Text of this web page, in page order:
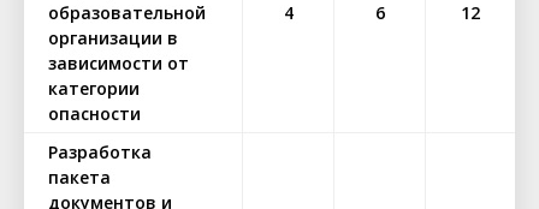
образовательной
организации в
зависимости от
категории
опасности
4 6 12
Разработка
пакета
документов и